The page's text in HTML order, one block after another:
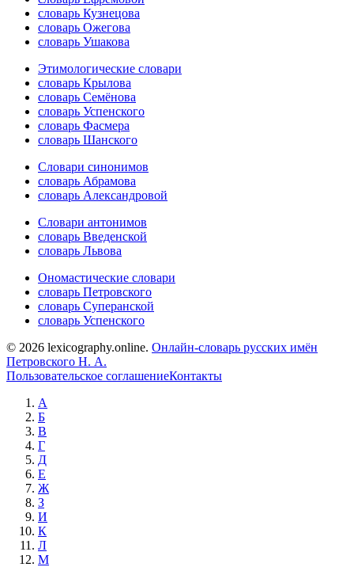
словарь Кузнецова
словарь Ожегова
словарь Ушакова
Этимологические словари
словарь Крылова
словарь Семёнова
словарь Успенского
словарь Фасмера
словарь Шанского
Словари синонимов
словарь Абрамова
словарь Александровой
Словари антонимов
словарь Введенской
словарь Львова
Ономастические словари
словарь Петровского
словарь Суперанской
словарь Успенского
© 2026 lexicography.online. Онлайн-словарь русских имён
Петровского Н. А.
Пользовательское соглашениеКонтакты
А
Б
В
Г
Д
Е
Ж
З
И
К
Л
М